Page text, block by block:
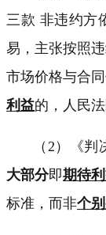
三款 非违约方
易，主张按照
市场价格与合
利益的，人民
（ 2 ）《判
大部分即期待
标准 ，而非个